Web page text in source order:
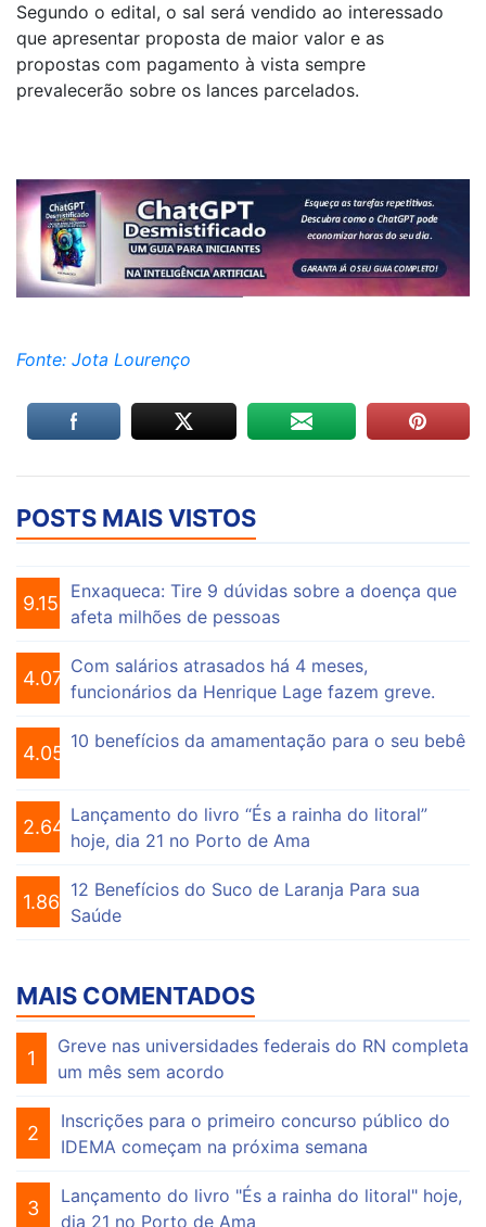
Segundo o edital, o sal será vendido ao interessado
que apresentar proposta de maior valor e as
propostas com pagamento à vista sempre
prevalecerão sobre os lances parcelados.
Fonte: Jota Lourenço
POSTS MAIS VISTOS
9.153
Enxaqueca: Tire 9 dúvidas sobre a doença que
afeta milhões de pessoas
4.073
Com salários atrasados há 4 meses,
funcionários da Henrique Lage fazem greve.
4.055
10 benefícios da amamentação para o seu bebê
2.646
Lançamento do livro “És a rainha do litoral”
hoje, dia 21 no Porto de Ama
1.863
12 Benefícios do Suco de Laranja Para sua
Saúde
MAIS COMENTADOS
1
Greve nas universidades federais do RN completa
um mês sem acordo
2
Inscrições para o primeiro concurso público do
IDEMA começam na próxima semana
3
Lançamento do livro "És a rainha do litoral" hoje,
dia 21 no Porto de Ama